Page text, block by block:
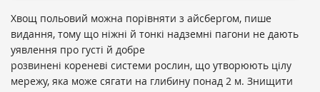
Хвощ польовий можна порівняти з айсбергом, пише
видання, тому що ніжні й тонкі надземні пагони не дають
уявлення про густі й добре
розвинені кореневі системи рослин, що утворюють цілу
мережу, яка може сягати на глибину понад 2 м. Знищити